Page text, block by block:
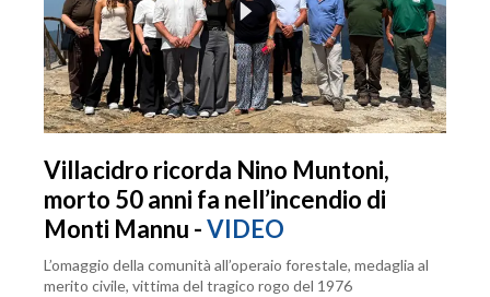
Villacidro ricorda Nino Muntoni,
morto 50 anni fa nell’incendio di
Monti Mannu -VIDEO
L’omaggio della comunità all’operaio forestale, medaglia al
merito civile, vittima del tragico rogo del 1976